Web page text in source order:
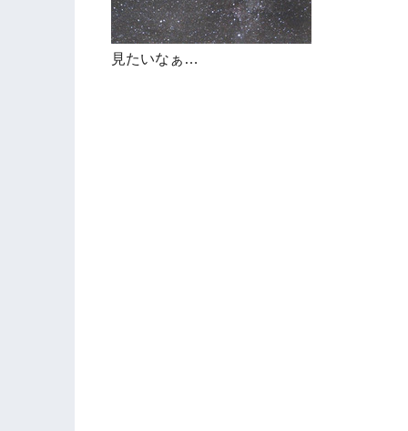
見たいなぁ…